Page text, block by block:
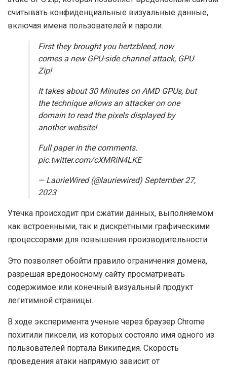
считывать конфиденциальные визуальные данные,
включая имена пользователей и пароли.
First they brought you hertzbleed, now
comes a new GPU-side channel attack, GPU
Zip!
It takes about 30 Minutes on AMD GPUs, but
the technique allows an attacker on one
domain to read the pixels displayed by
another website!
Full paper in the comments.
pic.twitter.com/cXMRiN4LKE
— LaurieWired (@lauriewired) September 27,
2023
Утечка происходит при сжатии данных, выполняемом
как встроенными, так и дискретными графическими
процессорами для повышения производительности.
Это позволяет обойти правило ограничения домена,
разрешая вредоносному сайту просматривать
содержимое или конечный визуальный продукт
легитимной страницы.
В ходе эксперимента ученые через браузер Chrome
похитили пиксели, из которых состояло имя одного из
пользователей портала Википедия. Скорость
проведения атаки напрямую зависит от